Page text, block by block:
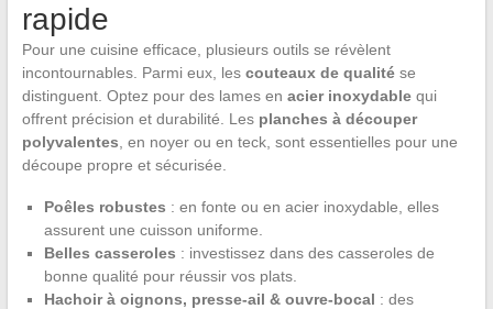
rapide
Pour une cuisine efficace, plusieurs outils se révèlent
incontournables. Parmi eux, les couteaux de qualitése
distinguent. Optez pour des lames en acier inoxydablequi
offrent précision et durabilité. Les planches à découper
polyvalentes , en noyer ou en teck, sont essentielles pour une
découpe propre et sécurisée.
Poêles robustes : en fonte ou en acier inoxydable, elles
assurent une cuisson uniforme.
Belles casseroles : investissez dans des casseroles de
bonne qualité pour réussir vos plats.
Hachoir à oignons, presse-ail & ouvre-bocal : des